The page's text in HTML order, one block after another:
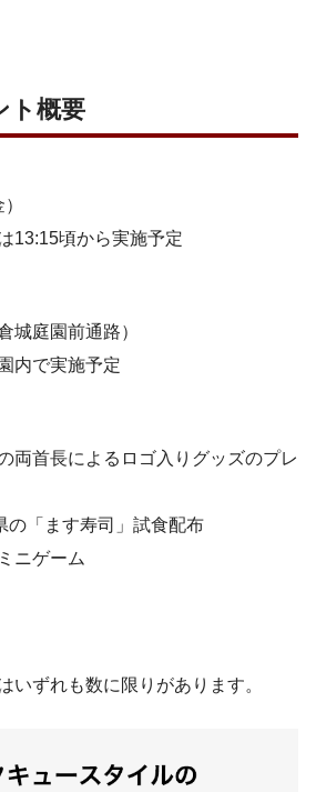
ト概要
13:15頃から実施予定
城庭園前通路）
内で実施予定
両首長によるロゴ入りグッズのプレ
の「ます寿司」試食配布
ニゲーム
いずれも数に限りがあります。